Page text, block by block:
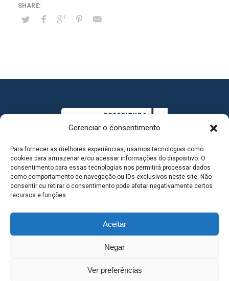
Gerenciar o consentimento
Para fornecer as melhores experiências, usamos tecnologias como
cookies para armazenar e/ou acessar informações do dispositivo. O
consentimento para essas tecnologias nos permitirá processar dados
como comportamento de navegação ou IDs exclusivos neste site. Não
consentir ou retirar o consentimento pode afetar negativamente certos
recursos e funções.
Aceitar
Negar
Ver preferências
MAPA DO SITE
SEDE DO ADMINISTRATIVO MUNICIPAL - Avenida